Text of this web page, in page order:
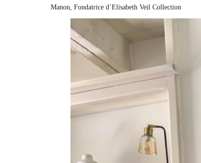
Manon, Fondatrice d’Elisabeth Veil Collection